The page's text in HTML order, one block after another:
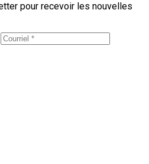
pour recevoir les nouvelles